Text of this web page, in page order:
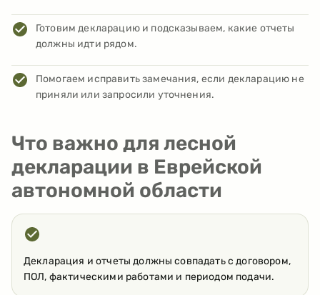
Готовим декларацию и подсказываем, какие отчеты
должны идти рядом.
Помогаем исправить замечания, если декларацию не
приняли или запросили уточнения.
Что важно для лесной
декларации в Еврейской
автономной области
Декларация и отчеты должны совпадать с договором,
ПОЛ, фактическими работами и периодом подачи.